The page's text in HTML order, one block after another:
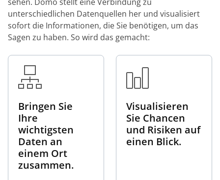
unterschiedlichen Datenquellen her und visualisiert
sofort die Informationen, die Sie benötigen, um das
Sagen zu haben. So wird das gemacht:
Bringen Sie
Ihre
wichtigsten
Daten an
einem Ort
zusammen.
Visualisieren
Sie Chancen
und Risiken auf
einen Blick.